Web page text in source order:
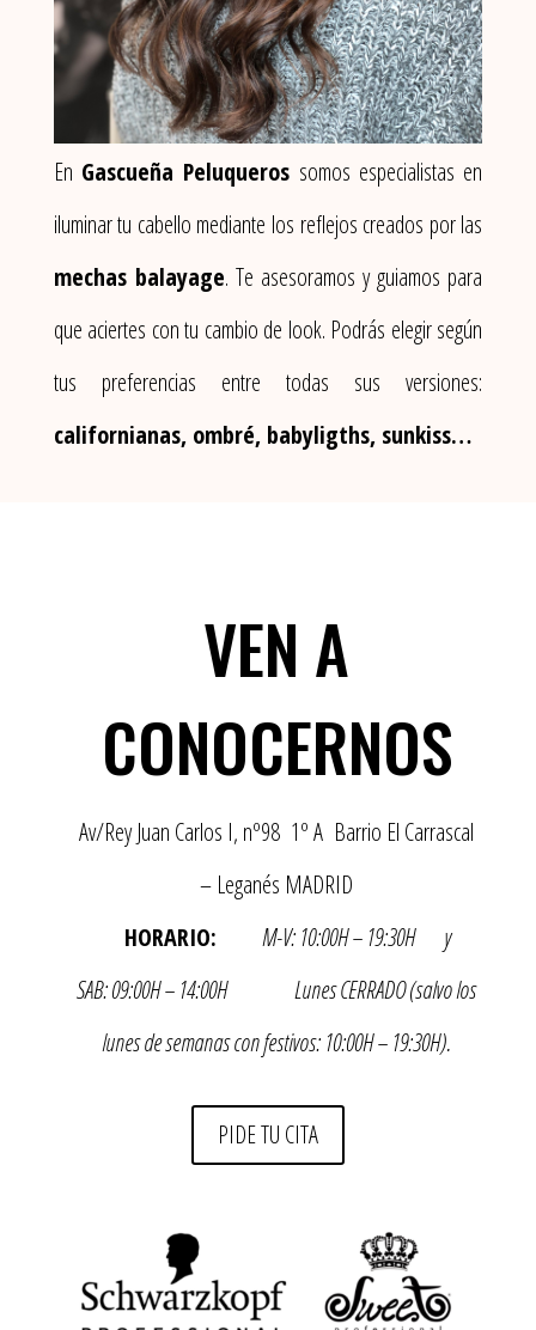
En Gascueña Peluqueros somos especialistas en
iluminar tu cabello mediante los reflejos creados por las
mechas balayage. Te asesoramos y guiamos para
que aciertes con tu cambio de look. Podrás elegir según
tus preferencias entre todas sus versiones:
californianas, ombré, babyligths, sunkiss…
VEN A
CONOCERNOS
Av/Rey Juan Carlos I, nº98 1º A Barrio El Carrascal
– Leganés MADRID
HORARIO: M-V: 10:00H – 19:30H y
SAB: 09:00H – 14:00H
Lunes CERRADO (salvo los
lunes de semanas con festivos: 10:00H – 19:30H).
PIDE TU CITA